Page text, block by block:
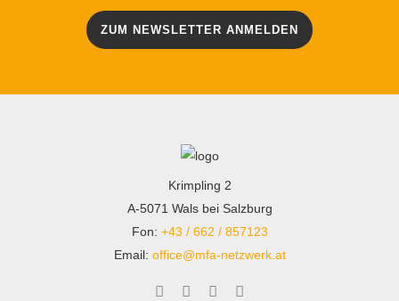
ZUM NEWSLETTER ANMELDEN
Krimpling 2
A-5071 Wals bei Salzburg
Fon: +43 / 662 / 857123
Email: office@mfa-netzwerk.at